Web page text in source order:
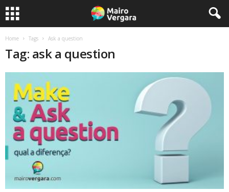
Home Tags Ask a question
Tag: ask a question